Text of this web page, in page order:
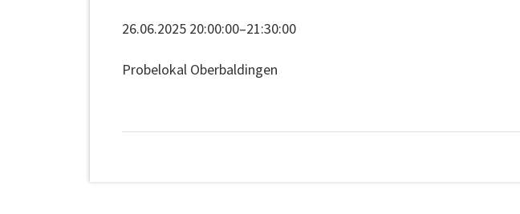
26.06.2025 20:00:00–21:30:00
Probelokal Oberbaldingen